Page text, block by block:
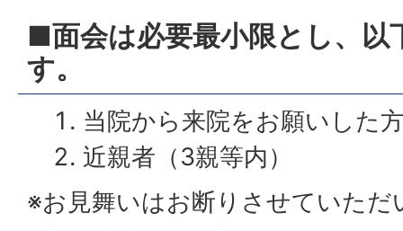
■面会は必要最小限とし、以
す。
当院から来院をお願いした
近親者（3親等内）
※お見舞いはお断りさせていただ